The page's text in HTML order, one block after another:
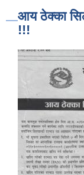
आय ठेक्का
!!!